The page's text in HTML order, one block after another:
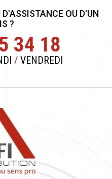
OU D'UN
?
34 18
/VENDREDI